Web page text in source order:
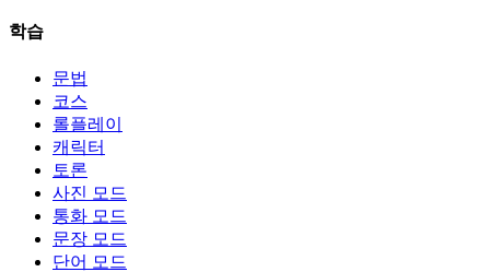
학습
문법
코스
롤플레이
캐릭터
토론
사진 모드
통화 모드
문장 모드
단어 모드